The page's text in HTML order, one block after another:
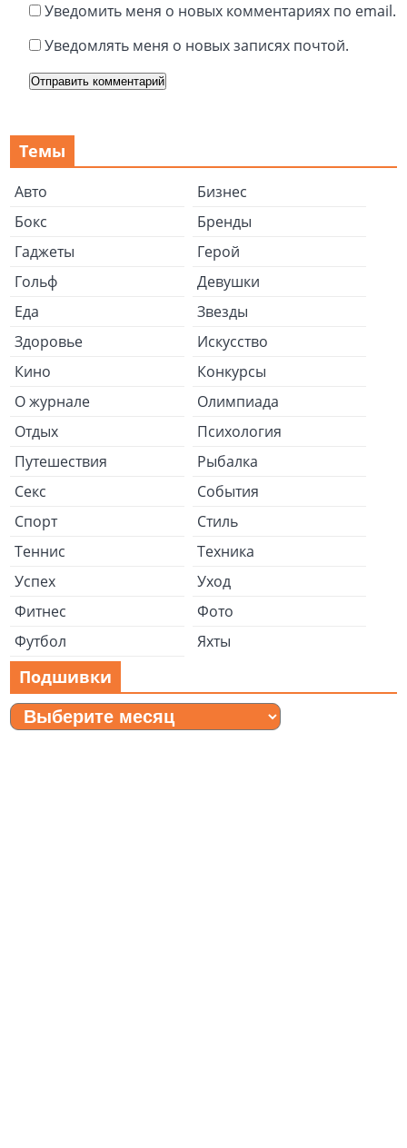
Уведомить меня о новых комментариях по email.
Уведомлять меня о новых записях почтой.
Темы
Авто
Бизнес
Бокс
Бренды
Гаджеты
Герой
Гольф
Девушки
Еда
Звезды
Здоровье
Искусство
Кино
Конкурсы
О журнале
Олимпиада
Отдых
Психология
Путешествия
Рыбалка
Секс
События
Спорт
Стиль
Теннис
Техника
Успех
Уход
Фитнес
Фото
Футбол
Яхты
Подшивки
Подшивки